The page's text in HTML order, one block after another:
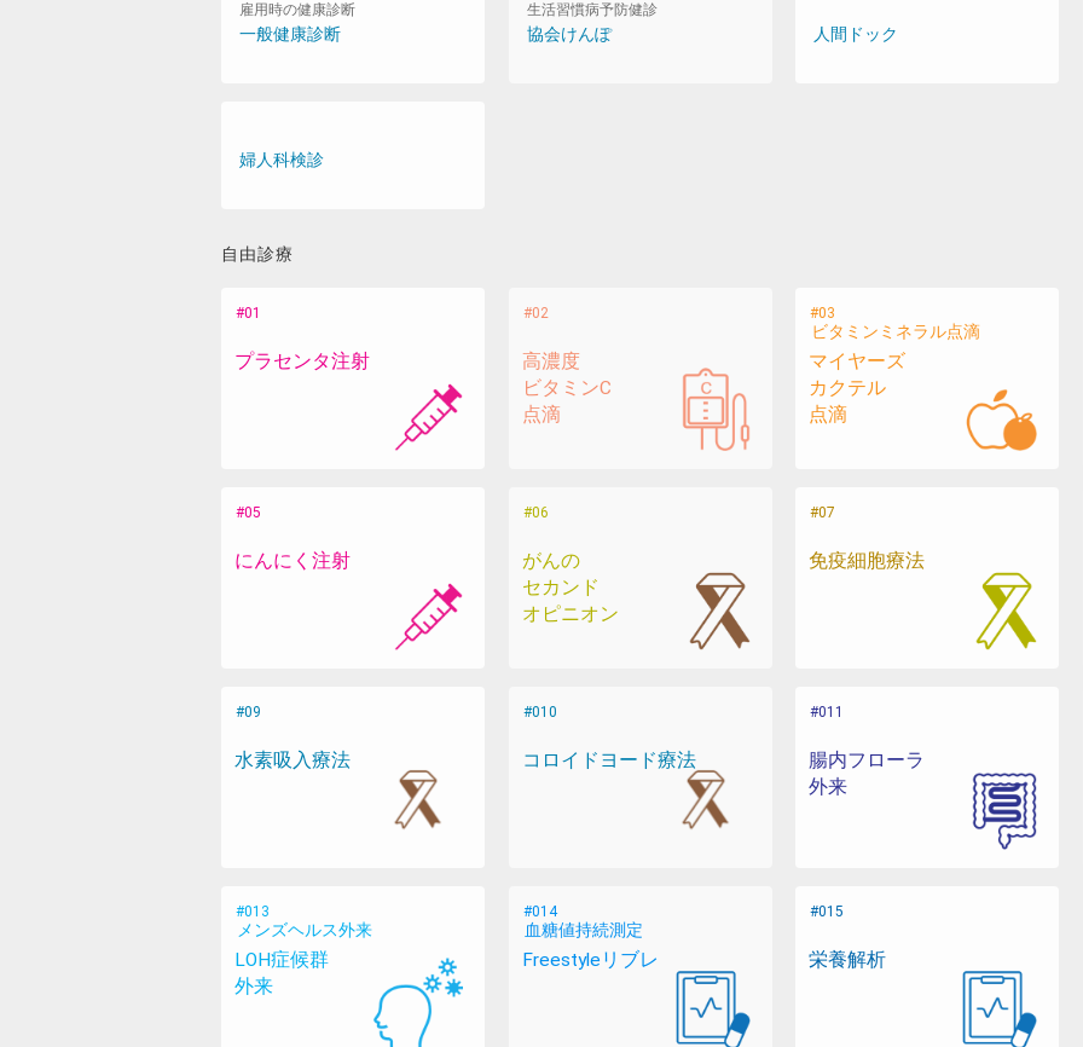
雇用時の健康診断
一般健康診断
生活習慣病予防健診
協会けんぽ 人間ドック
婦人科検診
自由診療
プラセンタ注射
高濃度
ビタミンC
点滴
マイヤーズ
カクテル
点滴
ビタミンミネラル点滴
にんにく注射
がんの
セカンド
オピニオン
免疫細胞療法
水素吸入療法 コロイドヨード療法
腸内フローラ
外来
LOH症候群
外来
メンズヘルス外来
Freestyleリブレ
血糖値持続測定
栄養解析